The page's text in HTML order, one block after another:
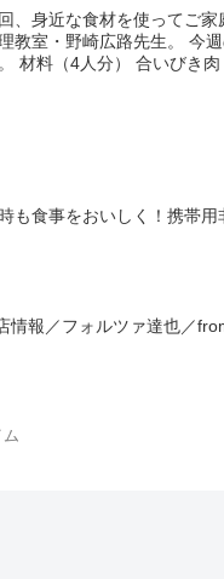
、身近な食材を使ってご
教室・野崎広路先生。 今
材料（4人分） 合いびき肉
も食事をおいしく！携帯用
情報／フォルツァ達也／